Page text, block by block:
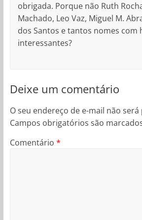
obrigada. Porque não Ruth
Machado, Leo Vaz, Miguel M.
dos Santos e tantos nomes com
interessantes?
Deixe um comentário
O seu endereço de e-mail não
Campos obrigatórios são
Comentário *